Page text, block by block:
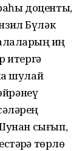
доценты,
Бүләк
иң
итергә
шулай
сығып,
төрлө